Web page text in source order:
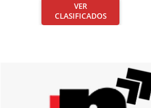
VER
CLASIFICADOS